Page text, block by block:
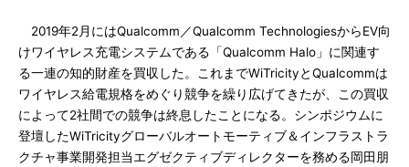
2019年2月にはQualcomm／Qualcomm TechnologiesからEV向
けワイヤレス充電システムである「Qualcomm Halo」に関連す
る一連の知的財産を買収した。これまでWiTricityとQualcommは
ワイヤレス給電規格をめぐり競争を繰り広げてきたが、この買収
によって2社間での競争は終息したことになる。シンポジウムに
登壇したWiTricityグローバルオートモーティブ＆インフラストラ
クチャ事業開発担当エグゼクティブディレクターを務める岡田朋